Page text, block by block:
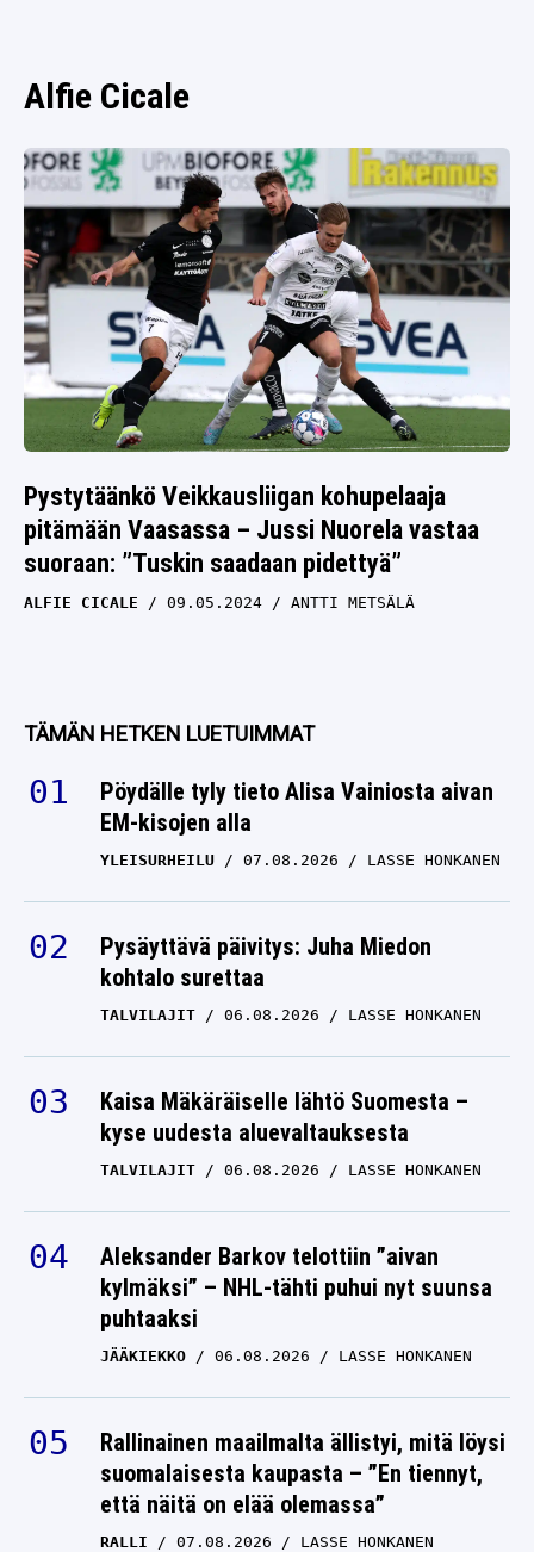
Alfie Cicale
Pystytäänkö Veikkausliigan kohupelaaja
pitämään Vaasassa – Jussi Nuorela vastaa
suoraan: ”Tuskin saadaan pidettyä”
ALFIE CICALE 09.05.2024 ANTTI METSÄLÄ
TÄMÄN HETKEN LUETUIMMAT
Pöydälle tyly tieto Alisa Vainiosta aivan
EM-kisojen alla
YLEISURHEILU 07.08.2026 LASSE HONKANEN
Pysäyttävä päivitys: Juha Miedon
kohtalo surettaa
TALVILAJIT 06.08.2026 LASSE HONKANEN
Kaisa Mäkäräiselle lähtö Suomesta –
kyse uudesta aluevaltauksesta
TALVILAJIT 06.08.2026 LASSE HONKANEN
Aleksander Barkov telottiin ”aivan
kylmäksi” – NHL-tähti puhui nyt suunsa
puhtaaksi
JÄÄKIEKKO 06.08.2026 LASSE HONKANEN
Rallinainen maailmalta ällistyi, mitä löysi
suomalaisesta kaupasta – ”En tiennyt,
että näitä on elää olemassa”
RALLI 07.08.2026 LASSE HONKANEN